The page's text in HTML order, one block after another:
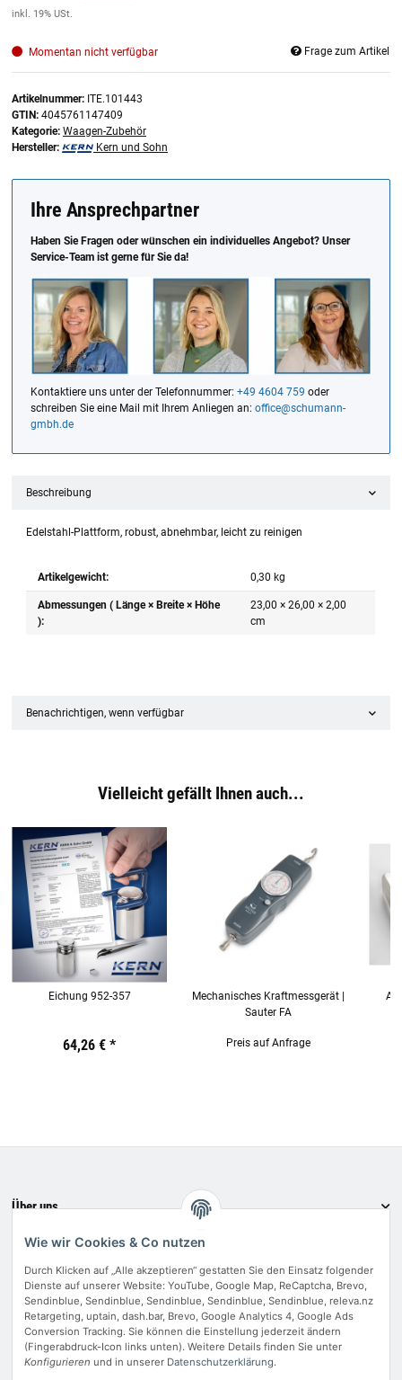
inkl. 19% USt.
Momentan nicht verfügbar Frage zum Artikel
Artikelnummer: ITE.101443
GTIN: 4045761147409
Kategorie: Waagen-Zubehör
Hersteller:
Kern und Sohn
Ihre Ansprechpartner
Haben Sie Fragen oder wünschen ein individuelles Angebot? Unser
Service-Team ist gerne für Sie da!
Kontaktiere uns unter der Telefonnummer: +49 4604 759 oder
schreiben Sie eine Mail mit Ihrem Anliegen an: office@schumann-
gmbh.de
Beschreibung
Edelstahl-Plattform, robust, abnehmbar, leicht zu reinigen
Artikelgewicht: 0,30 kg
Abmessungen ( Länge × Breite × Höhe
):
23,00 × 26,00 × 2,00
cm
Benachrichtigen, wenn verfügbar
Vielleicht gefällt Ihnen auch...
Eichung 952-357
19,44 € inkl. 19% USt.
64,26 € *
Mechanisches Kraftmessgerät |
Sauter FA
19,44 €inkl. 19% USt.
Preis auf Anfrage
Über uns
Informationen
Bewerten Sie uns
Zahlungsmethoden
Wie wir Cookies & Co nutzen
Durch Klicken auf „Alle akzeptieren“ gestatten Sie den Einsatz folgender
Dienste auf unserer Website: YouTube, Google Map, ReCaptcha, Brevo,
Sendinblue, Sendinblue, Sendinblue, Sendinblue, Sendinblue, releva.nz
Retargeting, uptain, dash.bar, Brevo, Google Analytics 4, Google Ads
Conversion Tracking. Sie können die Einstellung jederzeit ändern
(Fingerabdruck-Icon links unten). Weitere Details finden Sie unter
Konfigurieren und in unserer Datenschutzerklärung.